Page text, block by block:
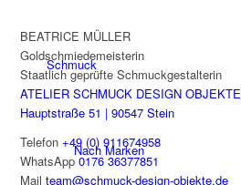
Schmuck
Nach Marken
BEATRICE MÜLLER
Goldschmiedemeisterin
Staatlich geprüfte Schmuckgestalterin
ATELIER SCHMUCK DESIGN OBJEKTE
Hauptstraße 51 | 90547 Stein
Telefon+49 (0) 911674958
WhatsApp0176 36377851
Mailteam@schmuck-design-objekte.de